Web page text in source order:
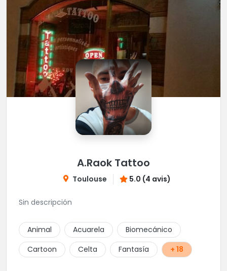
A.Raok Tattoo
Toulouse 5.0 (4 avis)
Sin descripción
Animal Acuarela
Biomecánico
Cartoon
Celta Fantasía + 18